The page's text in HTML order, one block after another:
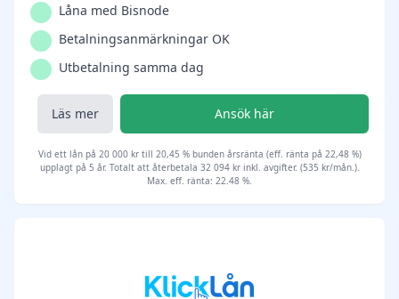
Låna med Bisnode
Betalningsanmärkningar OK
Utbetalning samma dag
Läs mer Ansök här
Vid ett lån på 20 000 kr till 20,45 % bunden årsränta (eff. ränta på 22,48 %)
upplagt på 5 år. Totalt att återbetala 32 094 kr inkl. avgifter. (535 kr/mån.).
Max. eff. ränta: 22.48 %.